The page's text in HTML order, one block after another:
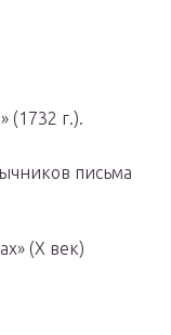
(1732 г.).
письма
(X век)